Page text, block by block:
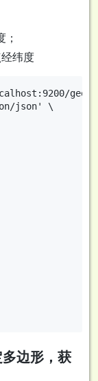
纬度
geo/
json' \
边形，获